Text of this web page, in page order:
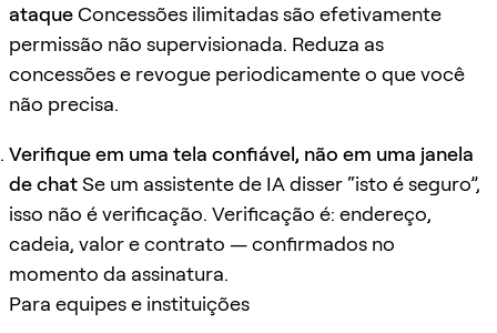
ataqueConcessões ilimitadas são efetivamente
permissão não supervisionada. Reduza as
concessões e revogue periodicamente o que você
não precisa.
Verifique em uma tela confiável, não em uma janela
de chatSe um assistente de IA disser “isto é seguro”,
isso não é verificação. Verificação é: endereço,
cadeia, valor e contrato — confirmados no
momento da assinatura.
Para equipes e instituições